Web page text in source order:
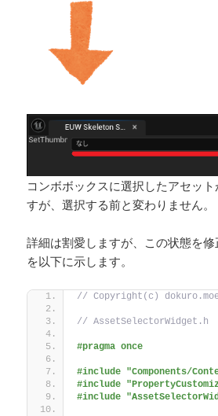
コンボボックスに選択したアセッ
すが、選択する前と変わりません。
詳細は割愛しますが、この状態を
を以下に示します。
// Copyright(c)
// AssetSelectorWidget.h
#pragma once
#include "Components/
#include
#include